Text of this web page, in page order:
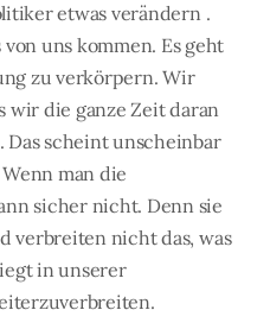
etwas verändern .
uns kommen. Es geht
zu verkörpern. Wir
wir die ganze Zeit daran
Das scheint unscheinbar
man die
sicher nicht. Denn sie
verbreiten nicht das, was
in unserer